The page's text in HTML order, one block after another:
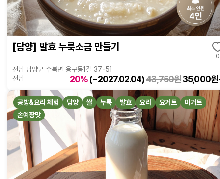
[담양] 발효 누룩소금 만들기
0
전남 담양군 수북면 용구동1길 37-51
전남
20%(~2027.02.04)43,750원35,000
공방&요리 체험 담양 쌀 누룩 발효 요리 요거트
미거트
손예장맛